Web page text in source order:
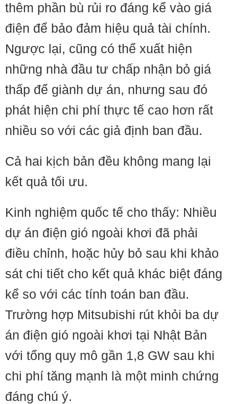
thêm phần bù rủi ro đáng kể vào giá
điện để bảo đảm hiệu quả tài chính.
Ngược lại, cũng có thể xuất hiện
những nhà đầu tư chấp nhận bỏ giá
thấp để giành dự án, nhưng sau đó
phát hiện chi phí thực tế cao hơn rất
nhiều so với các giả định ban đầu.
Cả hai kịch bản đều không mang lại
kết quả tối ưu.
Kinh nghiệm quốc tế cho thấy: Nhiều
dự án điện gió ngoài khơi đã phải
điều chỉnh, hoặc hủy bỏ sau khi khảo
sát chi tiết cho kết quả khác biệt đáng
kể so với các tính toán ban đầu.
Trường hợp Mitsubishi rút khỏi ba dự
án điện gió ngoài khơi tại Nhật Bản
với tổng quy mô gần 1,8 GW sau khi
chi phí tăng mạnh là một minh chứng
đáng chú ý.